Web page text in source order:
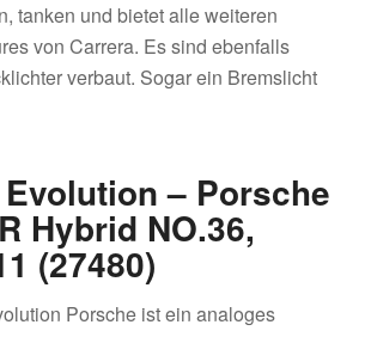
tanken und bietet alle weiteren
von Carrera. Es sind ebenfalls
verbaut. Sogar ein Bremslicht
– Porsche
Hybrid NO.36,
(27480)
Porsche ist ein analoges